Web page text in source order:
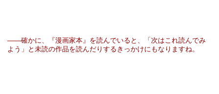
――確かに、『漫画家本』を読んでいると、「次はこれ読んでみ
よう」と未読の作品を読んだりするきっかけにもなりますね。